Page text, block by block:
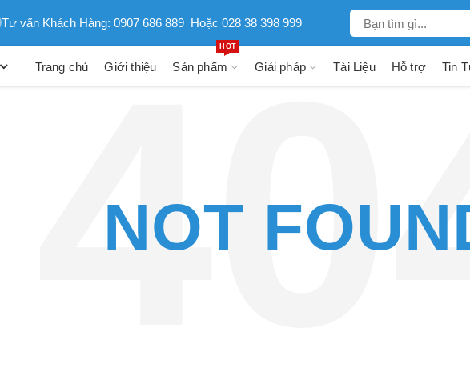
Tư vấn Khách Hàng: 0907 686 889 Hoặc 028 38 398 999
Trang chủ Giới thiệu Sản phẩm
HOT
Giải pháp Tài Liệu Hỗ trợ Tin
NOT